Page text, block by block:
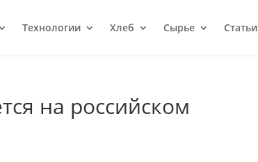
Технологии Хлеб Сырье Статьи
на российском